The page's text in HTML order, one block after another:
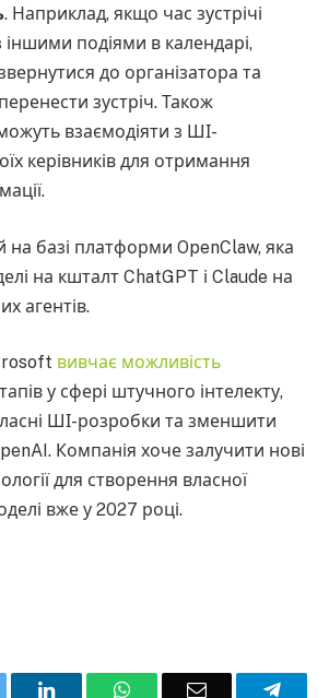
. Наприклад, якщо час зустрічі
іншими подіями в календарі,
до організатора та
зустріч. Також
взаємодіяти з ШІ-
керівників для отримання
на базі платформи OpenClaw, яка
на кшталт ChatGPT і Claude на
агентів.
вивчає можливість
у сфері штучного інтелекту,
ШІ-розробки та зменшити
Компанія хоче залучити нові
для створення власної
вже у 2027 році.
LinkedInWhatsAppEmail